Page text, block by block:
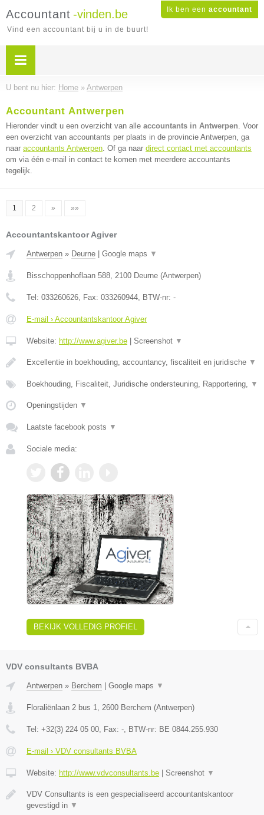
Ik ben een accountant
Accountant -vinden.be
Vind een accountant bij u in de buurt!
U bent nu hier: Home » Antwerpen
Accountant Antwerpen
Hieronder vindt u een overzicht van alle accountants in Antwerpen. Voor
een overzicht van accountants per plaats in de provincie Antwerpen, ga
naar accountants Antwerpen. Of ga naar direct contact met accountants
om via één e-mail in contact te komen met meerdere accountants
tegelijk.
1 2 » »»
Accountantskantoor Agiver
Antwerpen » Deurne Google maps ▼
Bisschoppenhoflaan 588, 2100 Deurne (Antwerpen)
Tel: 033260626, Fax: 033260944, BTW-nr: -
E-mail › Accountantskantoor Agiver
Website: http://www.agiver.be Screenshot ▼
Excellentie in boekhouding, accountancy, fiscaliteit en juridische ▼
Boekhouding, Fiscaliteit, Juridische ondersteuning, Rapportering, ▼
Openingstijden ▼
Laatste facebook posts ▼
Sociale media:
BEKIJK VOLLEDIG PROFIEL
VDV consultants BVBA
Antwerpen » Berchem | Google maps ▼
Floraliënlaan 2 bus 1 2600 Berchem (Antwerpen)
Tel: +32(3) 224 05 00 , Fax: - , BTW-nr: BE 0844.255.930
E-mail › VDV consultants BVBA
Website: http://www.vdvconsultants.be | Screenshot ▼
VDV Consultants is een gespecialiseerd accountantskantoor
gevestigd in ▼